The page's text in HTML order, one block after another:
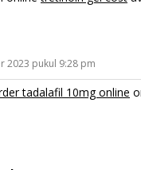
2023 pukul 9:28 pm
tadalafil 10mg online